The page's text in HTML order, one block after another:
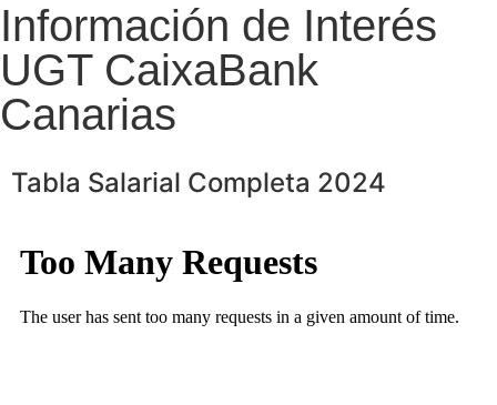
Información de Interés
UGT CaixaBank
Canarias
Tabla Salarial Completa 2024